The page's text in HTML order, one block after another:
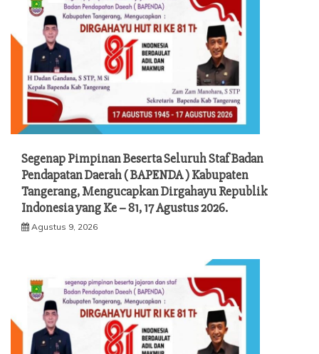
Segenap Pimpinan Beserta Seluruh Staf Badan
Pendapatan Daerah ( BAPENDA ) Kabupaten
Tangerang, Mengucapkan Dirgahayu Republik
Indonesia yang Ke – 81, 17 Agustus 2026.
Agustus 9, 2026